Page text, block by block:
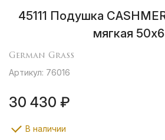
45111 Подушка
мягкая
German Grass
Артикул: 76016
30 430 ₽
В наличии